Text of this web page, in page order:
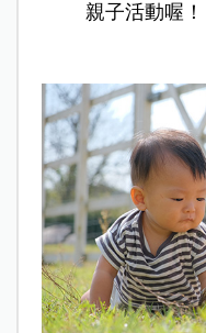
親子活動喔！